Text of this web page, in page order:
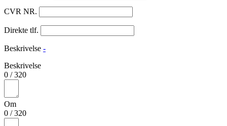
CVR NR.
Direkte tlf.
Beskrivelse -
Beskrivelse
0 /320
Om
0 /320